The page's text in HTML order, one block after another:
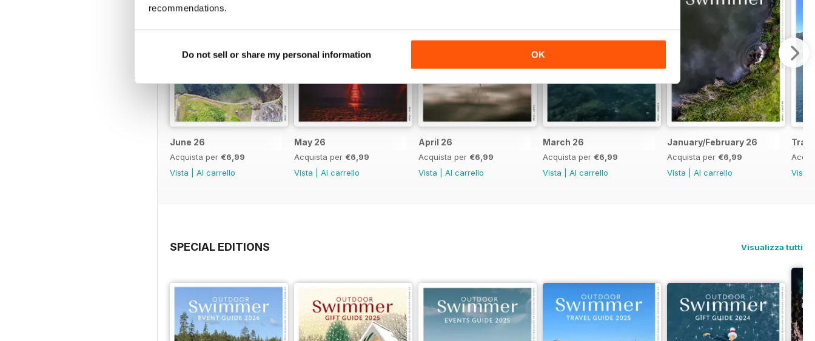
recommendations.
Do not sell or share my personal information OK
June 26
Acquista per €6,99
Vista
Al carrello
May 26
Acquista per €6,99
Vista
Al carrello
April 26
Acquista per €6,99
Vista
Al carrello
March 26
Acquista per €6,99
Vista
Al carrello
January/February 26
Acquista per €6,99
Vista
Al carrello
Vista
SPECIAL EDITIONS Visualizza tutti